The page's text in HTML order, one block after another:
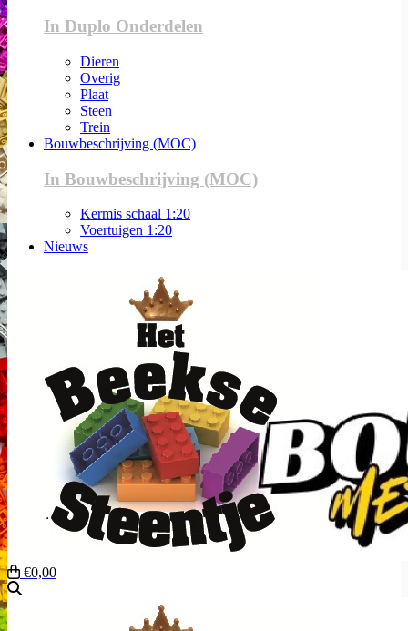
In Duplo Onderdelen
Dieren
Overig
Plaat
Steen
Trein
Bouwbeschrijving (MOC)
In Bouwbeschrijving (MOC)
Kermis schaal 1:20
Voertuigen 1:20
Nieuws
€0,00